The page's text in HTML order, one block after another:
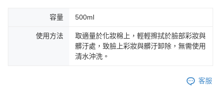
容量 500ml
使用方法
取適量於化妝棉上，輕輕擦拭於臉部彩妝與
髒汙處，致臉上彩妝與髒汙卸除，無需使用
清水沖洗。
客服